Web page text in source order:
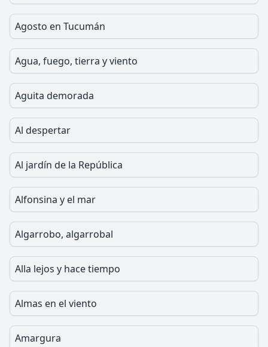
Agosto en Tucumán
Agua, fuego, tierra y viento
Aguita demorada
Al despertar
Al jardín de la República
Alfonsina y el mar
Algarrobo, algarrobal
Alla lejos y hace tiempo
Almas en el viento
Amargura